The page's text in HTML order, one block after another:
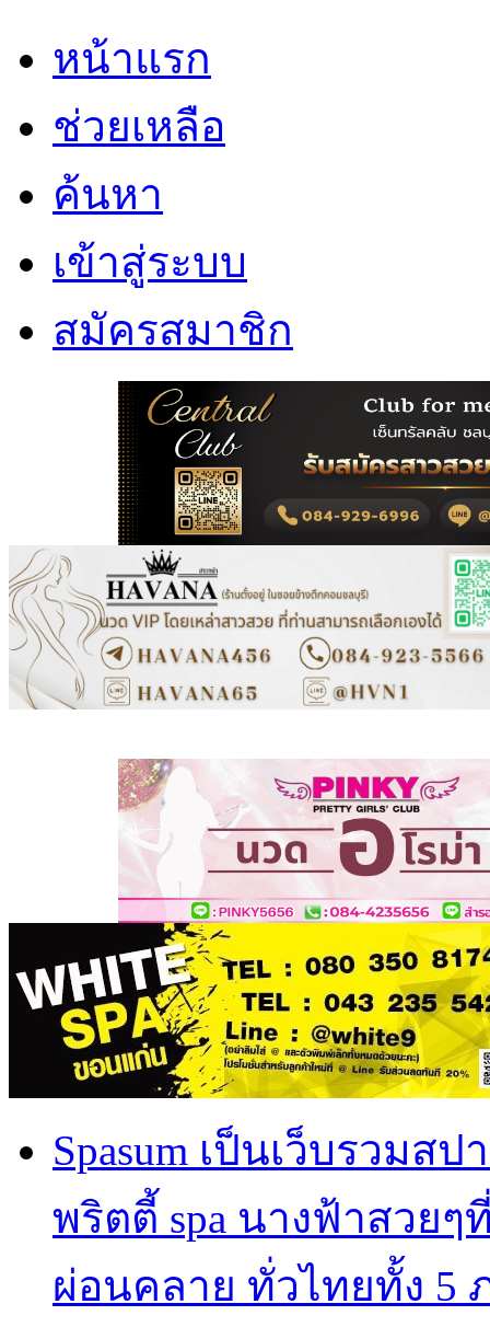
หน้าแรก
ช่วยเหลือ
ค้นหา
เข้าสู่ระบบ
สมัครสมาชิก
Spasum เป็นเว็บรวม
พริตตี้ spa นางฟ้าสวย
ผ่อนคลาย ทั่วไทยทั้ง 5